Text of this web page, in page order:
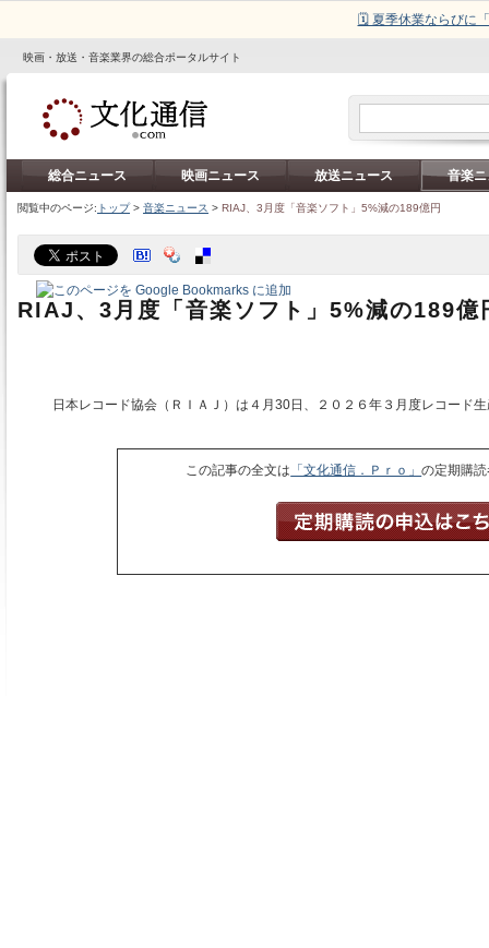
🗓️ 夏季休業ならびに
映画・放送・音楽業界の総合ポータルサイト
総合ニュース 映画ニュース 放送ニュース 音楽
閲覧中のページ: トップ> 音楽ニュース > RIAJ、3月度「音楽ソフト」5%減の189億円
RIAJ、3月度「音楽ソフト」5%減の189億
日本レコード協会（ＲＩＡＪ）は４月30日、２０２６年３月度レコード
この記事の全文は 「文化通信．Ｐｒｏ」の定期購